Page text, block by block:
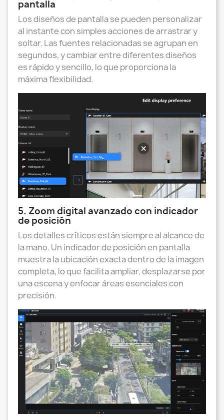
pantalla
Los diseños de pantalla se pueden personalizar
al instante con simples acciones de arrastrar y
soltar. Las fuentes relacionadas se agrupan en
segundos, y cambiar entre diferentes diseños
es rápido y sencillo, lo que proporciona la
máxima flexibilidad.
5. Zoom digital avanzado con indicador
de posición
Los detalles críticos están siempre al alcance de
la mano. Un indicador de posición en pantalla
muestra la ubicación exacta dentro de la imagen
completa, lo que facilita ampliar, desplazarse por
una escena y enfocar áreas esenciales con
precisión.